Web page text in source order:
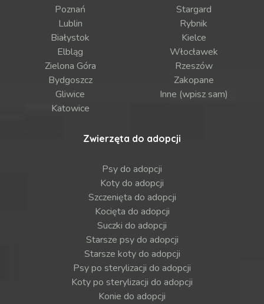
Poznań
Lublin
Białystok
Elbląg
Zielona Góra
Bydgoszcz
Gliwice
Katowice
Stargard
Rybnik
Kielce
Włocławek
Rzeszów
Zakopane
Inne (wpisz sam)
Zwierzęta do adopcji
Psy do adopcji
Koty do adopcji
Szczenięta do adopcji
Kocięta do adopcji
Suczki do adopcji
Starsze psy do adopcji
Starsze koty do adopcji
Psy po sterylizacji do adopcji
Koty po sterylizacji do adopcji
Konie do adopcji